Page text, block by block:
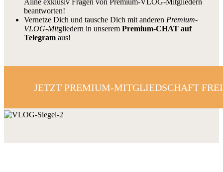
beantworten!
Vernetze Dich und tausche Dich mit anderen Premium-
VLOG-Mitgliedern in unserem Premium-CHAT auf
Telegram aus!
JETZT PREMIUM-MITGLIEDSCHAFT